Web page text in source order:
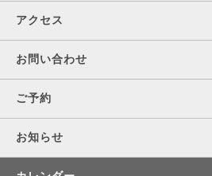
アクセス
お問い合わせ
ご予約
お知らせ